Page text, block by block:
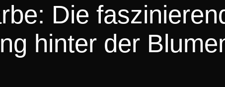
Die
hinter der